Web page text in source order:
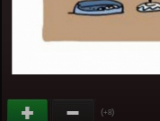
(+8)